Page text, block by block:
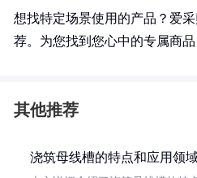
想找特定场景使用的产品？爱
荐。为您找到您心中的专属商品
其他推荐
浇筑母线槽的特点和应用领